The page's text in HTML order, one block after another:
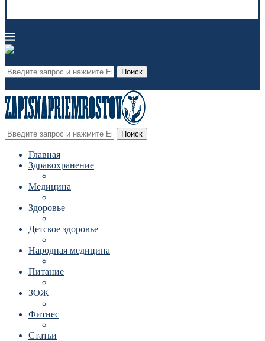
Поиск
Поиск
Главная
Здравохранение
Медицина
Здоровье
Детское здоровье
Народная медицина
Питание
ЗОЖ
Фитнес
Статьи